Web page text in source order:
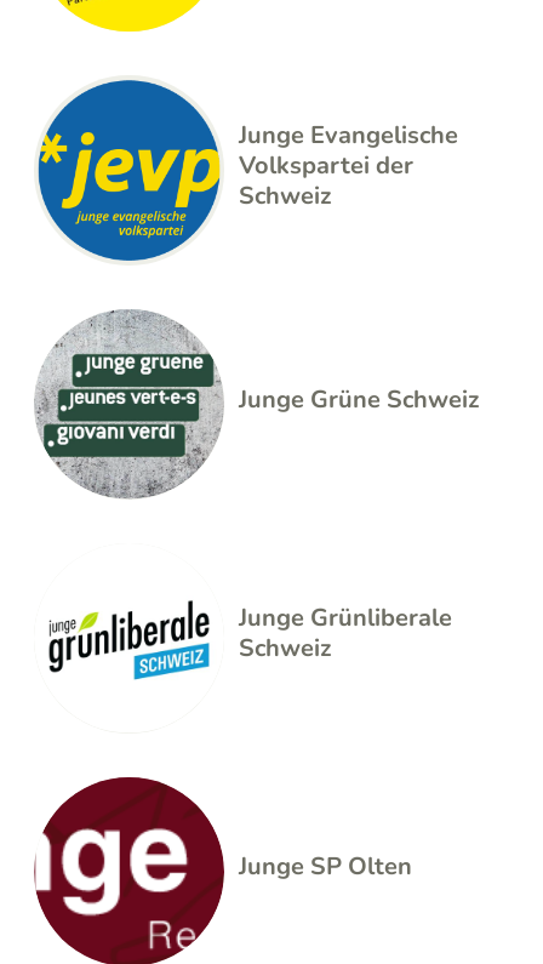
Junge Evangelische
Volkspartei der
Schweiz
Junge Grüne Schweiz
Junge Grünliberale
Schweiz
Junge SP Olten